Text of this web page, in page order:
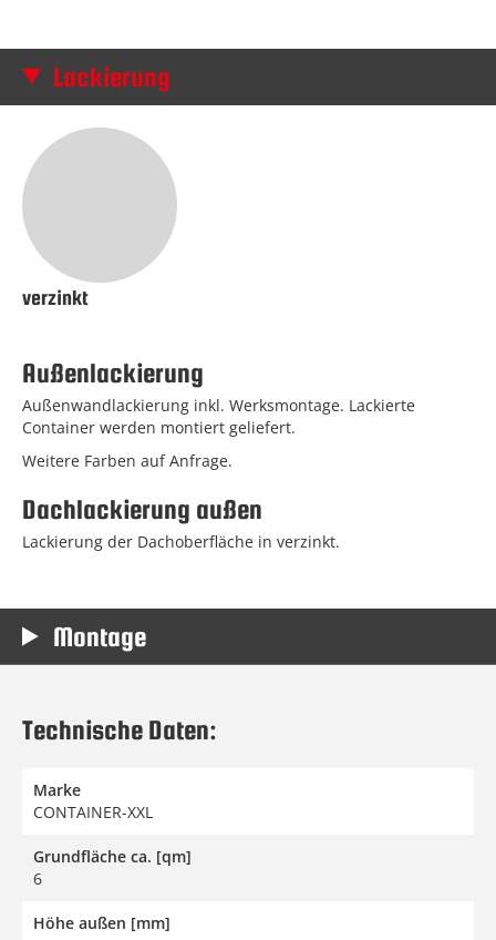
Lackierung
verzinkt
Außenlackierung
Außenwandlackierung inkl. Werksmontage. Lackierte
Container werden montiert geliefert.
Weitere Farben auf Anfrage.
Dachlackierung außen
Lackierung der Dachoberfläche in verzinkt.
Montage
Technische Daten:
Marke
CONTAINER-XXL
Grundfläche ca. [qm]
6
Höhe außen [mm]